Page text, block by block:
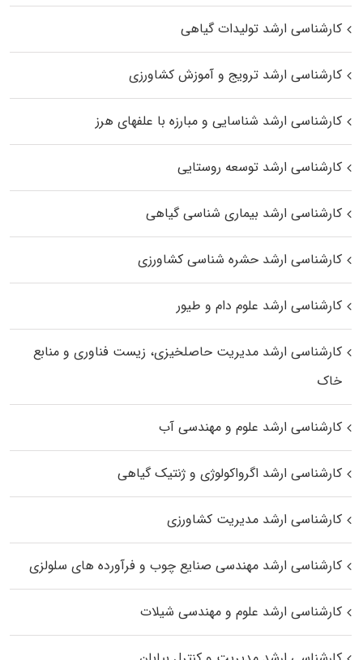
کارشناسی ارشد تولیدات گیاهی
کارشناسی ارشد ترویج و آموزش کشاورزی
کارشناسی ارشد شناسایی و مبارزه با علفهای هرز
کارشناسی ارشد توسعه روستایی
کارشناسی ارشد بیماری‌ شناسی گیاهی
کارشناسی ارشد حشره‌ شناسی کشاورزی
کارشناسی ارشد علوم دام و طیور
کارشناسی ارشد مدیریت حاصلخیزی، زیست فناوری و منابع
خاک
کارشناسی ارشد علوم و مهندسی آب
کارشناسی ارشد اگرواکولوژی و ژنتیک گیاهی
کارشناسی ارشد مدیریت کشاورزی
کارشناسی ارشد مهندسی صنایع چوب و فرآورده‌ های سلولزی
کارشناسی ارشد علوم و مهندسی شیلات